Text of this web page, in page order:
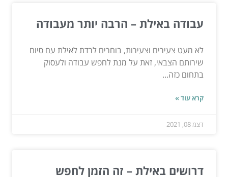
עבודה באילת – הרבה יותר מעבודה
לא מעט צעירים וצעירות, בוחרים לרדת לאילת עם סיום
שירותם הצבאי, זאת על מנת לחפש עבודה ולעסוק
בתחום כזה...
קרא עוד »
דצמ 08, 2021
דרושים באילת – זה הזמן לחפש